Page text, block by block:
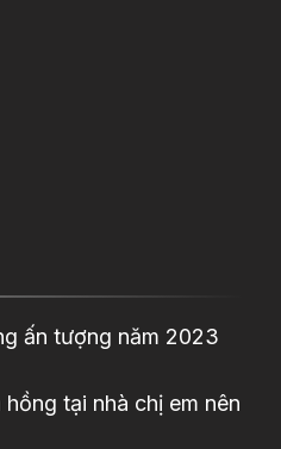
ấn tượng năm 2023
tại nhà chị em nên